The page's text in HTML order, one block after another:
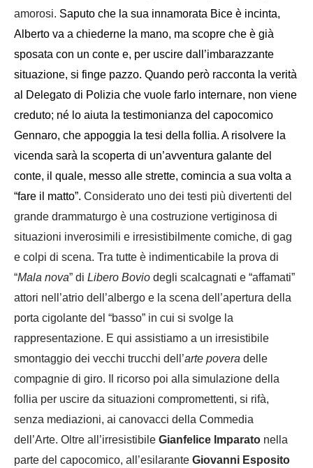
amorosi. Saputo che la sua innamorata Bice è incinta,
Alberto va a chiederne la mano, ma scopre che è già
sposata con un conte e, per uscire dall’imbarazzante
situazione, si finge pazzo. Quando però racconta la verità
al Delegato di Polizia che vuole farlo internare, non viene
creduto; né lo aiuta la testimonianza del capocomico
Gennaro, che appoggia la tesi della follia. A risolvere la
vicenda sarà la scoperta di un’avventura galante del
conte, il quale, messo alle strette, comincia a sua volta a
“fare il matto”. Considerato uno dei testi più divertenti del
grande drammaturgo è una costruzione vertiginosa di
situazioni inverosimili e irresistibilmente comiche, di gag
e colpi di scena. Tra tutte è indimenticabile la prova di
“Mala nova” di Libero Bovio degli scalcagnati e “affamati”
attori nell’atrio dell’albergo e la scena dell’apertura della
porta cigolante del “basso” in cui si svolge la
rappresentazione. E qui assistiamo a un irresistibile
smontaggio dei vecchi trucchi dell’arte povera delle
compagnie di giro. Il ricorso poi alla simulazione della
follia per uscire da situazioni compromettenti, si rifà,
senza mediazioni, ai canovacci della Commedia
dell’Arte. Oltre all’irresistibile Gianfelice Imparato nella
parte del capocomico, all’esilarante Giovanni Esposito